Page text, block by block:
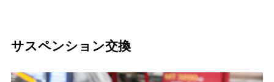
サスペンション交換